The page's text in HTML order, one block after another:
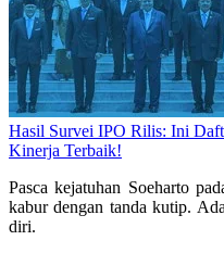
Hasil Survei IPO Rilis: Ini
Kinerja Terbaik!
Pasca kejatuhan Soeharto
kabur dengan tanda kutip.
diri.